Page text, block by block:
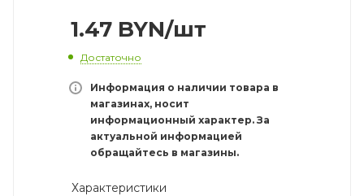
1.47 BYN/шт
Достаточно
Информация о наличии товара в
магазинах, носит
информационный характер. За
актуальной информацией
обращайтесь в магазины.
Характеристики